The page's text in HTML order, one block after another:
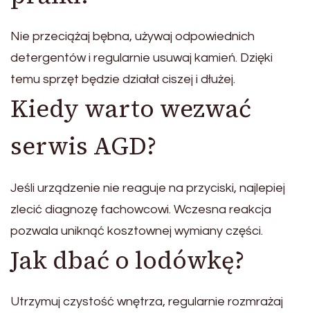
Nie przeciążaj bębna, używaj odpowiednich
detergentów i regularnie usuwaj kamień. Dzięki
temu sprzęt będzie działał ciszej i dłużej.
Kiedy warto wezwać
serwis AGD?
Jeśli urządzenie nie reaguje na przyciski, najlepiej
zlecić diagnozę fachowcowi. Wczesna reakcja
pozwala uniknąć kosztownej wymiany części.
Jak dbać o lodówkę?
Utrzymuj czystość wnętrza, regularnie rozmrażaj